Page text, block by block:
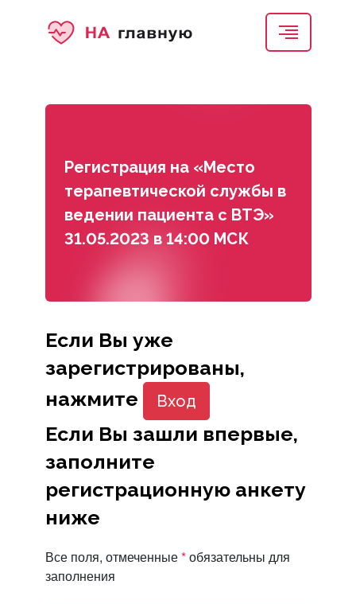
Регистрация на «Место
терапевтической службы в
ведении пациента с ВТЭ»
31.05.2023 в 14:00 МСК
Если Вы уже
зарегистрированы,
нажмите
Вход
Если Вы зашли впервые,
заполните
регистрационную анкету
ниже
Все поля, отмеченные*обязательны для
заполнения